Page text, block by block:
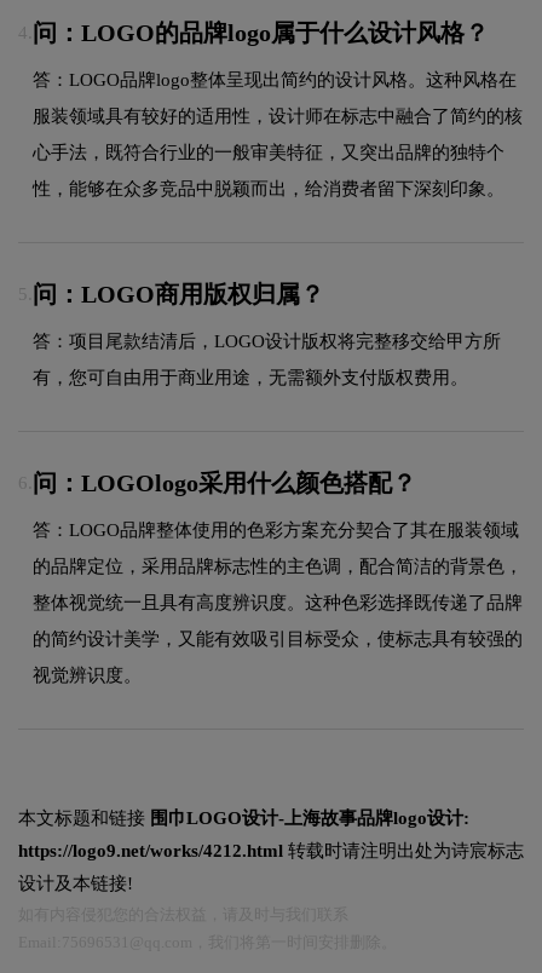
4. 问：LOGO的品牌logo属于什么设计风格？
答：LOGO品牌logo整体呈现出简约的设计风格。这种风格在
服装领域具有较好的适用性，设计师在标志中融合了简约的核
心手法，既符合行业的一般审美特征，又突出品牌的独特个
性，能够在众多竞品中脱颖而出，给消费者留下深刻印象。
5. 问：LOGO商用版权归属？
答：项目尾款结清后，LOGO设计版权将完整移交给甲方所
有，您可自由用于商业用途，无需额外支付版权费用。
6. 问：LOGOlogo采用什么颜色搭配？
答：LOGO品牌整体使用的色彩方案充分契合了其在服装领域
的品牌定位，采用品牌标志性的主色调，配合简洁的背景色，
整体视觉统一且具有高度辨识度。这种色彩选择既传递了品牌
的简约设计美学，又能有效吸引目标受众，使标志具有较强的
视觉辨识度。
本文标题和链接 围巾LOGO设计-上海故事品牌logo设计:
https://logo9.net/works/4212.html 转载时请注明出处为诗宸标志
设计及本链接!